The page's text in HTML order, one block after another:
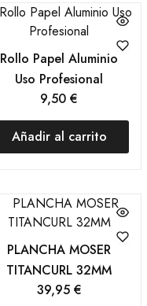
Rollo Papel Aluminio
Uso Profesional
9,50 €
Añadir al carrito
PLANCHA MOSER
TITANCURL 32MM
39,95 €